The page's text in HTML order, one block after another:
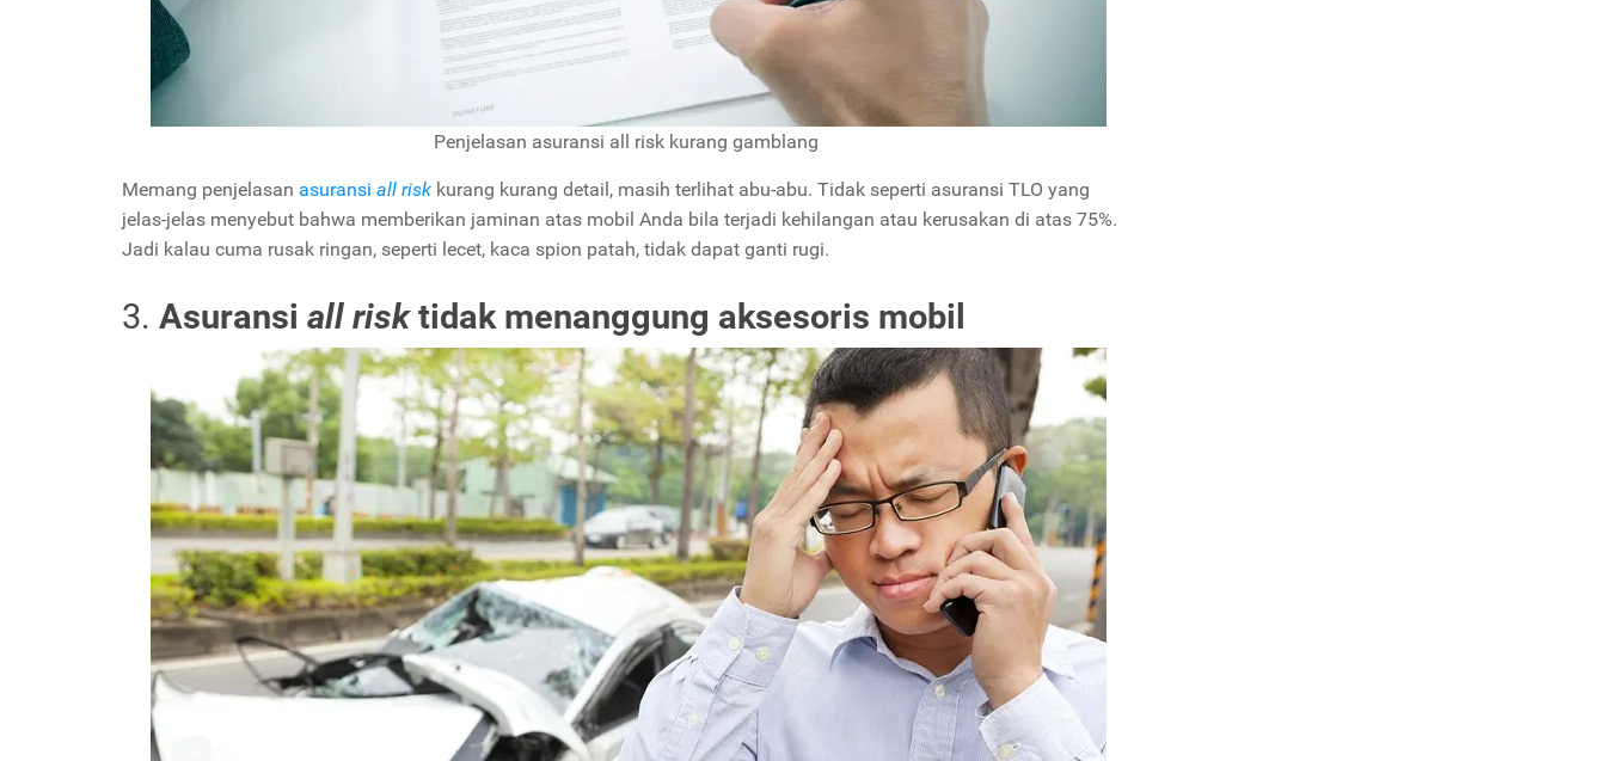
Penjelasan asuransi all risk kurang gamblang
Memang penjelasan asuransi all risk kurang kurang detail, masih terlihat abu-abu. Tidak seperti asuransi TLO yang
jelas-jelas menyebut bahwa memberikan jaminan atas mobil Anda bila terjadi kehilangan atau kerusakan di atas 75%.
Jadi kalau cuma rusak ringan, seperti lecet, kaca spion patah, tidak dapat ganti rugi.
3. Asuransi all risktidak menanggung aksesoris mobil